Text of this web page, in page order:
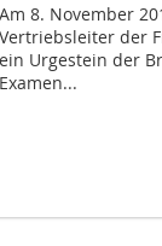
Am 8. November
Vertriebsleiter der
ein Urgestein der
Examen...